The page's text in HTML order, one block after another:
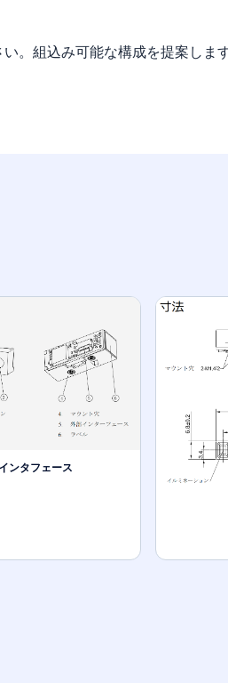
。組込み可能な構成を提案しま
インタフェース